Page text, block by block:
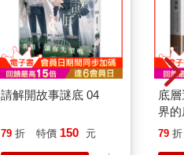
請解開故事謎底 04
79 折 特價 150 元
底
界
79 折